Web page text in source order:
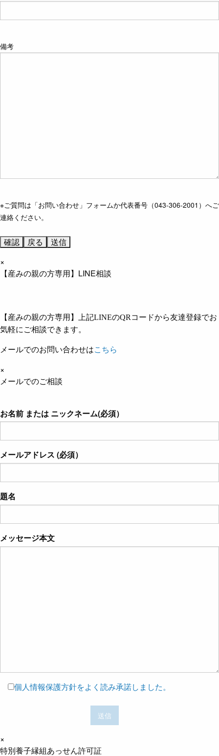
備考
※ご質問は「お問い合わせ」フォームか代表番号（043-306-2001）へご
連絡ください。
×
【産みの親の方専用】LINE相談
【産みの親の方専用】上記LINEのQRコードから友達登録でお
気軽にご相談できます。
メールでのお問い合わせはこちら
×
メールでのご相談
お名前 または ニックネーム(必須）
メールアドレス (必須）
題名
メッセージ本文
個人情報保護方針をよく読み承諾しました。
×
特別養子縁組あっせん許可証